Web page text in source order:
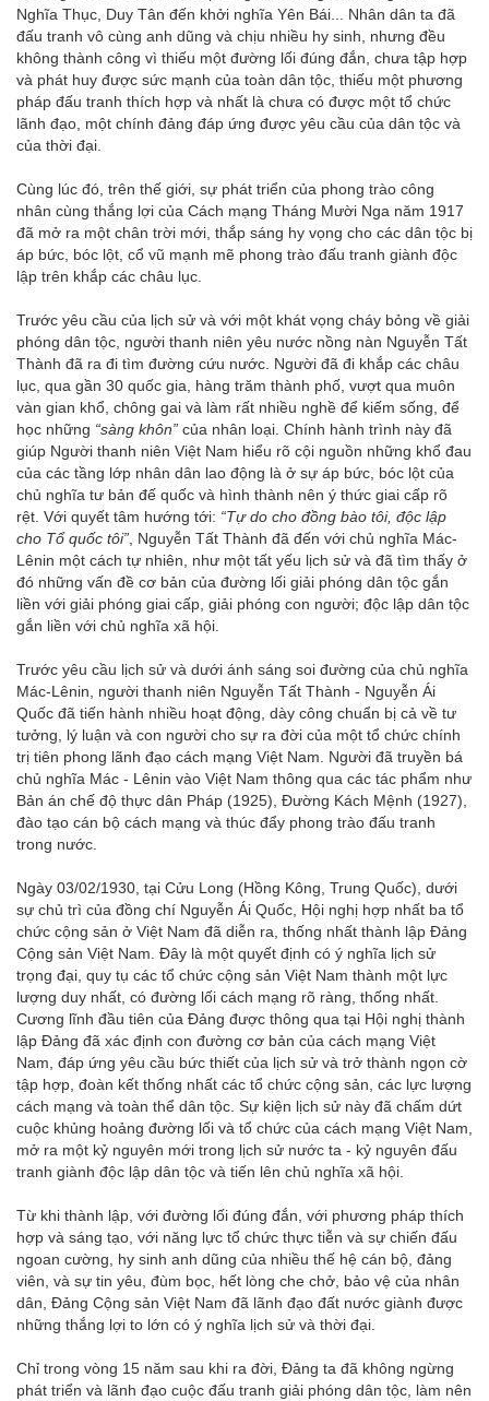
Nghĩa Thục, Duy Tân đến khởi nghĩa Yên Bái... Nhân dân ta đã
đấu tranh vô cùng anh dũng và chịu nhiều hy sinh, nhưng đều
không thành công vì thiếu một đường lối đúng đắn, chưa tập hợp
và phát huy được sức mạnh của toàn dân tộc, thiếu một phương
pháp đấu tranh thích hợp và nhất là chưa có được một tổ chức
lãnh đạo, một chính đảng đáp ứng được yêu cầu của dân tộc và
của thời đại.
Cùng lúc đó, trên thế giới, sự phát triển của phong trào công
nhân cùng thắng lợi của Cách mạng Tháng Mười Nga năm 1917
đã mở ra một chân trời mới, thắp sáng hy vọng cho các dân tộc bị
áp bức, bóc lột, cổ vũ mạnh mẽ phong trào đấu tranh giành độc
lập trên khắp các châu lục.
Trước yêu cầu của lịch sử và với một khát vọng cháy bỏng về giải
phóng dân tộc, người thanh niên yêu nước nồng nàn Nguyễn Tất
Thành đã ra đi tìm đường cứu nước. Người đã đi khắp các châu
lục, qua gần 30 quốc gia, hàng trăm thành phố, vượt qua muôn
vàn gian khổ, chông gai và làm rất nhiều nghề để kiếm sống, để
học những “sàng khôn” của nhân loại. Chính hành trình này đã
giúp Người thanh niên Việt Nam hiểu rõ cội nguồn những khổ đau
của các tầng lớp nhân dân lao động là ở sự áp bức, bóc lột của
chủ nghĩa tư bản đế quốc và hình thành nên ý thức giai cấp rõ
rệt. Với quyết tâm hướng tới: “Tự do cho đồng bào tôi, độc lập
cho Tổ quốc tôi”, Nguyễn Tất Thành đã đến với chủ nghĩa Mác-
Lênin một cách tự nhiên, như một tất yếu lịch sử và đã tìm thấy ở
đó những vấn đề cơ bản của đường lối giải phóng dân tộc gắn
liền với giải phóng giai cấp, giải phóng con người; độc lập dân tộc
gắn liền với chủ nghĩa xã hội.
Trước yêu cầu lịch sử và dưới ánh sáng soi đường của chủ nghĩa
Mác-Lênin, người thanh niên Nguyễn Tất Thành - Nguyễn Ái
Quốc đã tiến hành nhiều hoạt động, dày công chuẩn bị cả về tư
tưởng, lý luận và con người cho sự ra đời của một tổ chức chính
trị tiên phong lãnh đạo cách mạng Việt Nam. Người đã truyền bá
chủ nghĩa Mác - Lênin vào Việt Nam thông qua các tác phẩm như
Bản án chế độ thực dân Pháp (1925), Đường Kách Mệnh (1927),
đào tạo cán bộ cách mạng và thúc đẩy phong trào đấu tranh
trong nước.
Ngày 03/02/1930, tại Cửu Long (Hồng Kông, Trung Quốc), dưới
sự chủ trì của đồng chí Nguyễn Ái Quốc, Hội nghị hợp nhất ba tổ
chức cộng sản ở Việt Nam đã diễn ra, thống nhất thành lập Đảng
Cộng sản Việt Nam. Đây là một quyết định có ý nghĩa lịch sử
trọng đại, quy tụ các tổ chức cộng sản Việt Nam thành một lực
lượng duy nhất, có đường lối cách mạng rõ ràng, thống nhất.
Cương lĩnh đầu tiên của Đảng được thông qua tại Hội nghị thành
lập Đảng đã xác định con đường cơ bản của cách mạng Việt
Nam, đáp ứng yêu cầu bức thiết của lịch sử và trở thành ngọn cờ
tập hợp, đoàn kết thống nhất các tổ chức cộng sản, các lực lượng
cách mạng và toàn thể dân tộc. Sự kiện lịch sử này đã chấm dứt
cuộc khủng hoảng đường lối và tổ chức của cách mạng Việt Nam,
mở ra một kỷ nguyên mới trong lịch sử nước ta - kỷ nguyên đấu
tranh giành độc lập dân tộc và tiến lên chủ nghĩa xã hội.
Từ khi thành lập, với đường lối đúng đắn, với phương pháp thích
hợp và sáng tạo, với năng lực tổ chức thực tiễn và sự chiến đấu
ngoan cường, hy sinh anh dũng của nhiều thế hệ cán bộ, đảng
viên, và sự tin yêu, đùm bọc, hết lòng che chở, bảo vệ của nhân
dân, Đảng Cộng sản Việt Nam đã lãnh đạo đất nước giành được
những thắng lợi to lớn có ý nghĩa lịch sử và thời đại.
Chỉ trong vòng 15 năm sau khi ra đời, Đảng ta đã không ngừng
phát triển và lãnh đạo cuộc đấu tranh giải phóng dân tộc, làm nên